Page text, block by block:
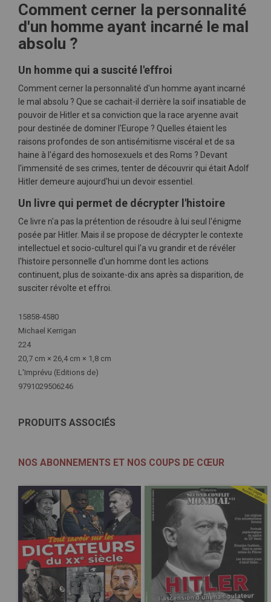
Comment cerner la personnalité
d'un homme ayant incarné le mal
absolu ?
Un homme qui a suscité l'effroi
Comment cerner la personnalité d'un homme ayant incarné
le mal absolu ? Que se cachait-il derrière la soif insatiable de
pouvoir de Hitler et sa conviction que la race aryenne avait
pour destinée de dominer l'Europe ? Quelles étaient les
raisons profondes de son antisémitisme viscéral et de sa
haine à l'égard des homosexuels et des Roms ? Devant
l'immensité de ses crimes, tenter de découvrir qui était Adolf
Hitler demeure aujourd'hui un devoir essentiel.
Un livre qui permet de décrypter l'histoire
Ce livre n'a pas la prétention de résoudre à lui seul l'énigme
posée par Hitler. Mais il se propose de décrypter le contexte
intellectuel et socio-culturel qui l'a vu grandir et de révéler
l'histoire personnelle d'un homme dont les actions
continuent, plus de soixante-dix ans après sa disparition, de
susciter révolte et effroi.
Plus
d'infos
15858-4580
Michael Kerrigan
224
20,7 cm × 26,4 cm × 1,8 cm
L'Imprévu (Editions de)
9791029506246
PRODUITS ASSOCIÉS
NOS ABONNEMENTS ET NOS COUPS DE CŒUR